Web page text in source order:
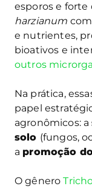
esporos e forte
harzianum
e nutrientes,
bioativos e
outros
Na prática,
papel
agronômicos: a
solo (fungos,
a promoção
O gênero